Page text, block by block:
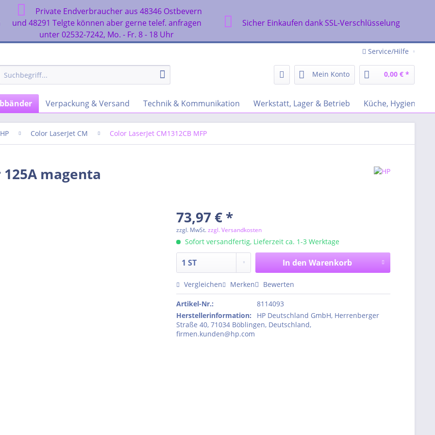
Private Endverbraucher aus 48346 Ostbevern
und 48291 Telgte können aber gerne telef. anfragen
unter 02532-7242, Mo. - Fr. 8 - 18 Uhr
Sicher Einkaufen dank SSL-Verschlüsselung
Service/Hilfe
Mein Konto 0,00 € *
Verpackung & Versand Technik & Kommunikation Werkstatt, Lager & Betrieb Küche, Hygiene &
HP Color LaserJet CM Color LaserJet CM1312CB MFP
125A magenta
73,97 € *
zzgl. MwSt.zzgl. Versandkosten
Sofort versandfertig, Lieferzeit ca. 1-3 Werktage
In den Warenkorb
Vergleichen Merken Bewerten
Artikel-Nr.:
8114093
Herstellerinformation:
HP Deutschland GmbH, Herrenberger
Straße 40, 71034 Böblingen, Deutschland,
firmen.kunden@hp.com